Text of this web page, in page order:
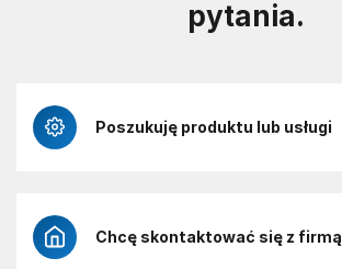
pytania.
Poszukuję produktu lub usługi
Chcę skontaktować się z firmą